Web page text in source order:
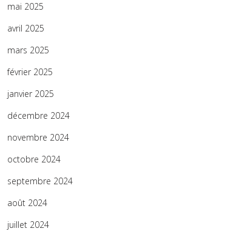
mai 2025
avril 2025
mars 2025
février 2025
janvier 2025
décembre 2024
novembre 2024
octobre 2024
septembre 2024
août 2024
juillet 2024